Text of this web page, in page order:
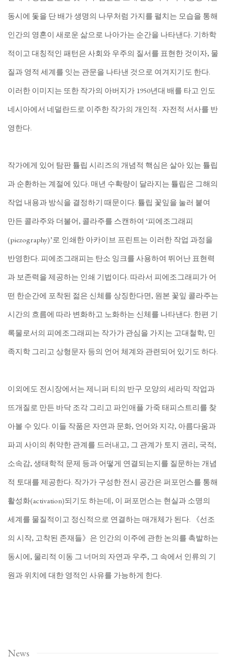
동시에 돛을 단 배가 생명의 나무처럼 가지를 펼치는 모습을 통해
인간의 영혼이 새로운 삶으로 나아가는 순간을 나타낸다. 기하학
적이고 대칭적인 패턴은 사회와 우주의 질서를 표현한 것이자, 물
질과 영적 세계를 잇는 관문을 나타낸 것으로 여겨지기도 한다.
이러한 이미지는 또한 작가의 아버지가 1950년대 배를 타고 인도
네시아에서 네덜란드로 이주한 작가의 개인적 · 자전적 서사를 반
영한다.
작가에게 있어 탐판 튤립 시리즈의 개념적 핵심은 살아 있는 튤립
과 순환하는 계절에 있다. 매년 수확량이 달라지는 튤립은 그해의
작업 내용과 방식을 결정하기 때문이다. 튤립 꽃잎을 눌러 붙여
만든 콜라주와 더불어, 콜라주를 스캔하여 ‘피에조그래피
(piezography)’로 인쇄한 아카이브 프린트는 이러한 작업 과정을
반영한다. 피에조그래피는 탄소 잉크를 사용하여 뛰어난 표현력
과 보존력을 제공하는 인쇄 기법이다. 따라서 피에조그래피가 어
떤 한순간에 포착된 젊은 신체를 상징한다면, 원본 꽃잎 콜라주는
시간의 흐름에 따라 변화하고 노화하는 신체를 나타낸다. 한편 기
록물로서의 피에조그래피는 작가가 관심을 가지는 고대철학, 민
족지학 그리고 상형문자 등의 언어 체계와 관련되어 있기도 하다.
이외에도 전시장에서는 제니퍼 티의 반구 모양의 세라믹 작업과
뜨개질로 만든 바닥 조각 그리고 파인애플 가죽 태피스트리를 찾
아볼 수 있다. 이들 작품은 자연과 문화, 언어와 지각, 아름다움과
파괴 사이의 취약한 관계를 드러내고, 그 관계가 토지 권리, 국적,
소속감, 생태학적 문제 등과 어떻게 연결되는지를 질문하는 개념
적 토대를 제공한다. 작가가 구성한 전시 공간은 퍼포먼스를 통해
활성화(activation)되기도 하는데, 이 퍼포먼스는 현실과 소명의
세계를 물질적이고 정신적으로 연결하는 매개체가 된다. 《선조
의 시작, 고착된 존재들》은 인간의 이주에 관한 논의를 촉발하는
동시에, 물리적 이동 그 너머의 자연과 우주, 그 속에서 인류의 기
원과 위치에 대한 영적인 사유를 가능하게 한다.
News